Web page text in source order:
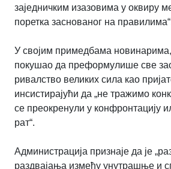
заједничким изазовима у оквиру
поретка заснованог на
У својим примедбама
покушао да преформулише све
ривалство великих сила као
инсистирајући да „не тражимо
се преокренули у конфронтацију
рат“.
Администрација признаје да је
раздвајања између унутрашње и